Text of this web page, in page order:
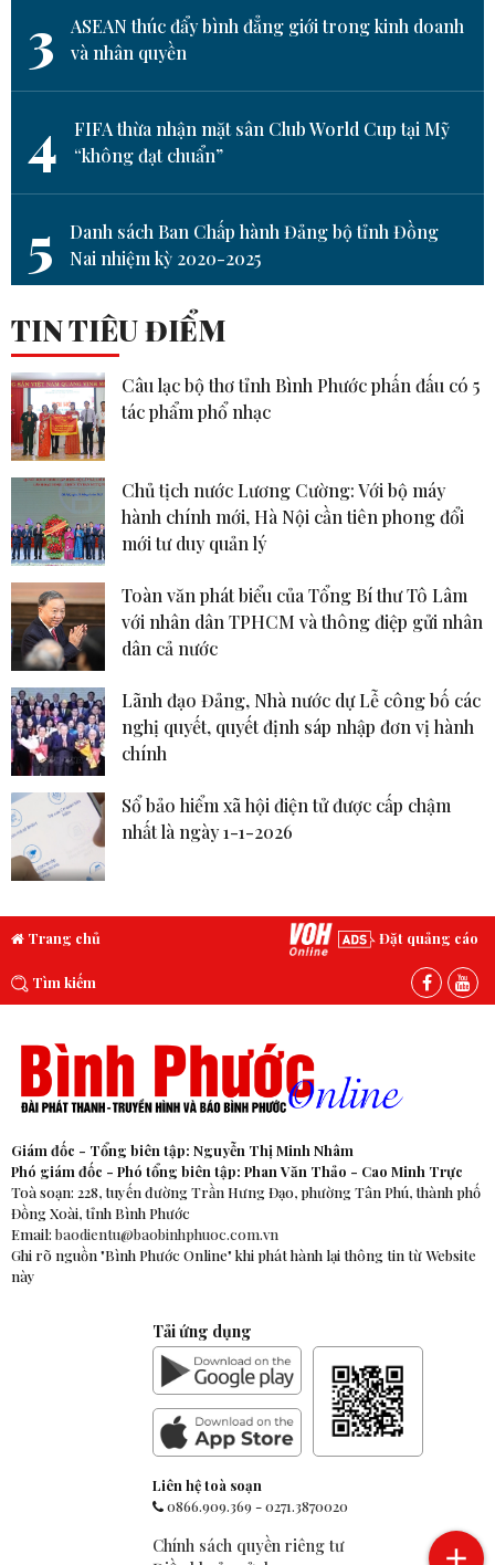
3
ASEAN thúc đẩy bình đẳng giới trong kinh doanh
và nhân quyền
4
FIFA thừa nhận mặt sân Club World Cup tại Mỹ
“không đạt chuẩn”
5
Danh sách Ban Chấp hành Đảng bộ tỉnh Đồng
Nai nhiệm kỳ 2020-2025
TIN TIÊU ĐIỂM
Câu lạc bộ thơ tỉnh Bình Phước phấn đấu có 5
tác phẩm phổ nhạc
Chủ tịch nước Lương Cường: Với bộ máy
hành chính mới, Hà Nội cần tiên phong đổi
mới tư duy quản lý
Toàn văn phát biểu của Tổng Bí thư Tô Lâm
với nhân dân TPHCM và thông điệp gửi nhân
dân cả nước
Lãnh đạo Đảng, Nhà nước dự Lễ công bố các
nghị quyết, quyết định sáp nhập đơn vị hành
chính
Sổ bảo hiểm xã hội điện tử được cấp chậm
nhất là ngày 1-1-2026
Trang chủ Đặt quảng cáo
Tìm kiếm
Giám đốc - Tổng biên tập: Nguyễn Thị Minh Nhâm
Phó giám đốc - Phó tổng biên tập: Phan Văn Thảo - Cao Minh Trực
Toà soạn: 228, tuyến đường Trần Hưng Đạo, phường Tân Phú, thành phố
Đồng Xoài, tỉnh Bình Phước
Email: baodientu@baobinhphuoc.com.vn
Ghi rõ nguồn "Bình Phước Online" khi phát hành lại thông tin từ Website
này
Tải ứng dụng
Liên hệ toà soạn
0866.909.369-0271.3870020
Chính sách quyền riêng tư